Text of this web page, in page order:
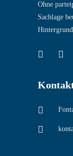
Ohne
Sachlage